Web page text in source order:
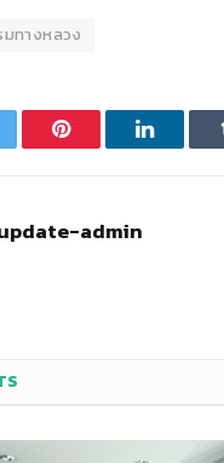
มทางหลวง
Pinterest LinkedIn
admin